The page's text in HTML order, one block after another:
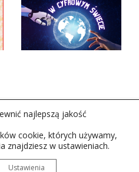
S.A. w likwidacj.
najlepszą jakość
cookie, których używamy,
znajdziesz w ustawieniach.
Ustawienia